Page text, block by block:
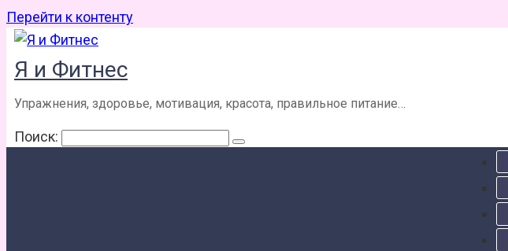
Перейти к контенту
Я и Фитнес
Упражнения, здоровье, мотивация, красота, правильное питание…
Поиск: